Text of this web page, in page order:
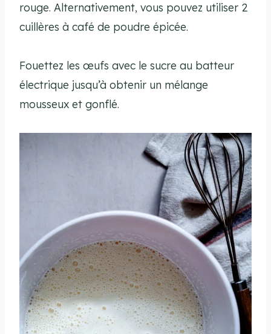
rouge. Alternativement, vous pouvez utiliser 2
cuillères à café de poudre épicée.
Fouettez les œufs avec le sucre au batteur
électrique jusqu’à obtenir un mélange
mousseux et gonflé.